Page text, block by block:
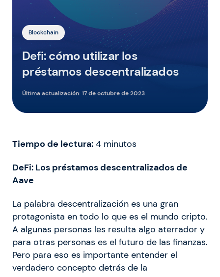
Blockchain
Defi: cómo utilizar los
préstamos descentralizados
Última actualización:17 de octubre de 2023
Tiempo de lectura: 4 minutos
DeFi: Los préstamos descentralizados de
Aave
La palabra descentralización es una gran
protagonista en todo lo que es el mundo cripto.
A algunas personas les resulta algo aterrador y
para otras personas es el futuro de las finanzas.
Pero para eso es importante entender el
verdadero concepto detrás de la